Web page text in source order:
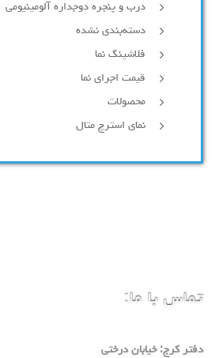
درب و پنجره دوجداره آلومینیومی
دسته‌بندی نشده
فلاشینگ نما
قیمت اجرای نما
محصولات
نمای استرچ متال
تماس با ما:
دفتر كرج: خيابان درختي